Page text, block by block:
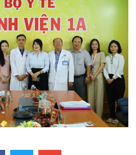
BỆNH VIỆN 1A HỖ TRỢ HOÀN TOÀN CHI PHÍ ĐIỀU TRỊ CHO BỆNH NHÂN KHÓ KHĂN